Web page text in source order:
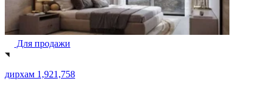
Для продажи
дирхам 1,921,758